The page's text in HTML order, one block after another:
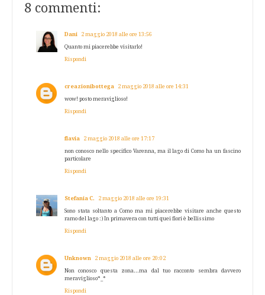
8 commenti:
Dani 2 maggio 2018 alle ore 13:56
Quanto mi piacerebbe visitarlo!
Rispondi
creazionibottega 2 maggio 2018 alle ore 14:31
wow! posto meraviglioso!
Rispondi
flavia 2 maggio 2018 alle ore 17:17
non conosco nello specifico Varenna, ma il lago di Como ha un fascino
particolare
Rispondi
Stefania C. 2 maggio 2018 alle ore 19:31
Sono stata soltanto a Como ma mi piacerebbe visitare anche questo
ramo del lago :) In primavera con tutti quei fiori è bellissimo
Rispondi
Unknown 2 maggio 2018 alle ore 20:02
Non conosco questa zona...ma dal tuo racconto sembra davvero
meraviglioso*_*
Rispondi